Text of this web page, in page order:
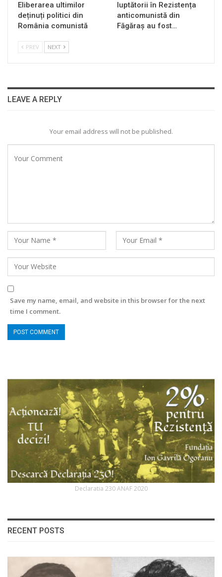
Eliberarea ultimilor
deținuți politici din
România comunistă
luptătorii în Rezistența
anticomunistă din
Făgăraș au fost…
PREV NEXT
LEAVE A REPLY
Your email address will not be published.
Save my name, email, and website in this browser for the next
time I comment.
Declaratia 230 ANAF 2020
RECENT POSTS